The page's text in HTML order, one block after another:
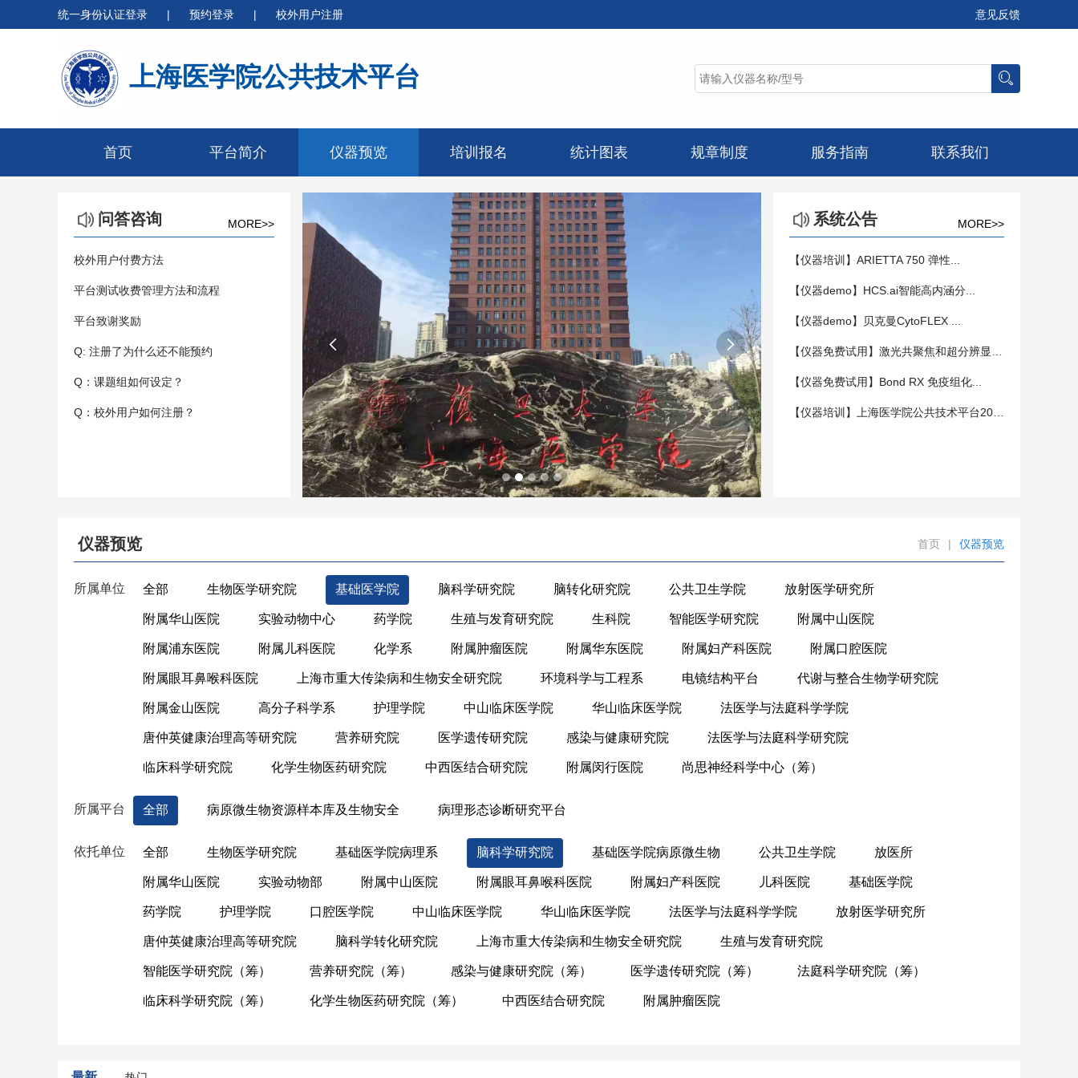
统一身份认证登录 | 预约登录 | 校外用户注册 意见反馈
上海医学院公共技术平台
首页 平台简介 仪器预览 培训报名 统计图表 规章制度 服务指南 联系我们
问答咨询 MORE>>
校外用户付费方法
平台测试收费管理方法和流程
平台致谢奖励
Q: 注册了为什么还不能预约
Q：课题组如何设定？
Q：校外用户如何注册？
 
系统公告 MORE>>
【仪器培训】ARIETTA 750 弹性...
【仪器demo】HCS.ai智能高内涵分...
【仪器demo】贝克曼CytoFLEX ...
【仪器免费试用】Bond RX 免疫组化...
仪器预览 首页 | 仪器预览
所属单位 全部 生物医学研究院 基础医学院 脑科学研究院 脑转化研究院 公共卫生学院 放射医学研究所
附属华山医院 实验动物中心 药学院 生殖与发育研究院 生科院 智能医学研究院 附属中山医院
附属浦东医院 附属儿科医院 化学系 附属肿瘤医院 附属华东医院 附属妇产科医院 附属口腔医院
附属眼耳鼻喉科医院 上海市重大传染病和生物安全研究院 环境科学与工程系 电镜结构平台 代谢与整合生物学研究院
附属金山医院 高分子科学系 护理学院 中山临床医学院 华山临床医学院 法医学与法庭科学学院
唐仲英健康治理高等研究院 营养研究院 医学遗传研究院 感染与健康研究院 法医学与法庭科学研究院
临床科学研究院 化学生物医药研究院 中西医结合研究院 附属闵行医院 尚思神经科学中心（筹）
所属平台 全部 病原微生物资源样本库及生物安全 病理形态诊断研究平台
依托单位 全部 生物医学研究院 基础医学院病理系 脑科学研究院 基础医学院病原微生物 公共卫生学院 放医所
附属华山医院 实验动物部 附属中山医院 附属眼耳鼻喉科医院 附属妇产科医院 儿科医院 基础医学院
药学院 护理学院 口腔医学院 中山临床医学院 华山临床医学院 法医学与法庭科学学院 放射医学研究所
唐仲英健康治理高等研究院 脑科学转化研究院 上海市重大传染病和生物安全研究院 生殖与发育研究院
智能医学研究院（筹） 营养研究院（筹） 感染与健康研究院（筹） 医学遗传研究院（筹） 法庭科学研究院（筹）
临床科学研究院（筹） 化学生物医药研究院（筹） 中西医结合研究院 附属肿瘤医院